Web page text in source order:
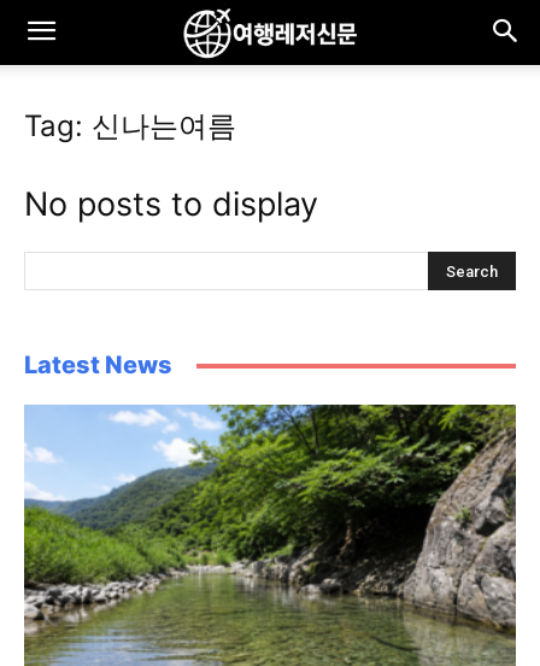
Tag: 신나는여름
No posts to display
Latest News